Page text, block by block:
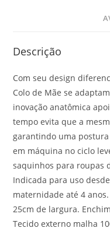
Descrição
Com seu design
Colo de Mãe se
inovação anatômica
tempo evita que a
garantindo uma
em máquina no ciclo
saquinhos para roupas
Indicada para uso
maternidade até 4
25cm de largura.
Tecido externo malha